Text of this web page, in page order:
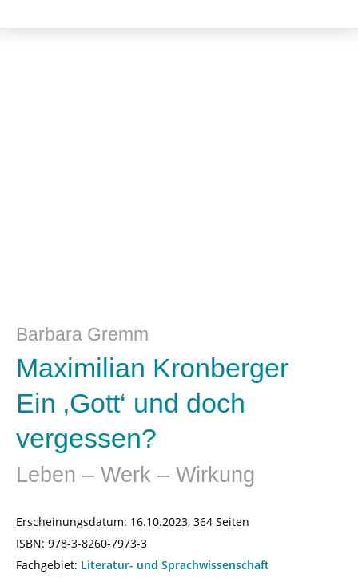
Barbara Gremm
Maximilian Kronberger
Ein ‚Gott‘ und doch
vergessen?
Leben – Werk – Wirkung
Erscheinungsdatum: 16.10.2023, 364 Seiten
ISBN: 978-3-8260-7973-3
Fachgebiet: Literatur- und Sprachwissenschaft